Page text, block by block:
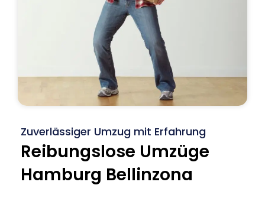
Zuverlässiger Umzug mit Erfahrung
Reibungslose Umzüge
Hamburg Bellinzona